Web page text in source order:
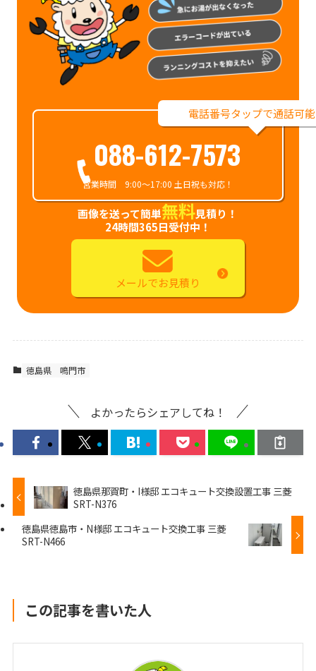
電話番号タップで通話可
088-612-7573
営業時間 9:00～17:00 土日祝も対応！
画像を送って簡単無料見積り！
24時間365日受付中！
メールでお見積り
徳島県 鳴門市
よかったらシェアしてね！
徳島県那賀町・I様邸 エコキュート交換設置工事 三菱
SRT-N376
徳島県徳島市・N様邸 エコキュート交換工事 三菱
SRT-N466
この記事を書いた人